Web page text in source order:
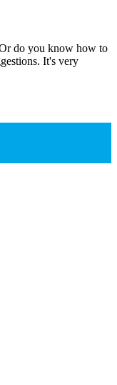
do you know how to
It's very